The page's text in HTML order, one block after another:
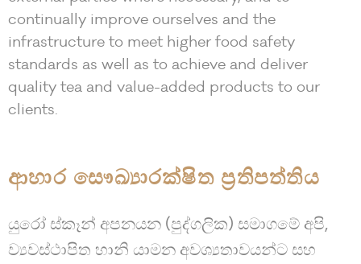
continually improve ourselves and the
infrastructure to meet higher food safety
standards as well as to achieve and deliver
quality tea and value-added products to our
clients.
ආහාර සෞඛ්‍යාරක්ෂිත ප්‍රතිපත්තිය
යුරෝ ස්කෑන් අපනයන (පුද්ගලික) සමාගමේ අපි,
ව්‍යවස්ථාපිත හානි යාමන අවශ්‍යතාවයන්ට සහ